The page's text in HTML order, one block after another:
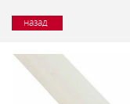
назад